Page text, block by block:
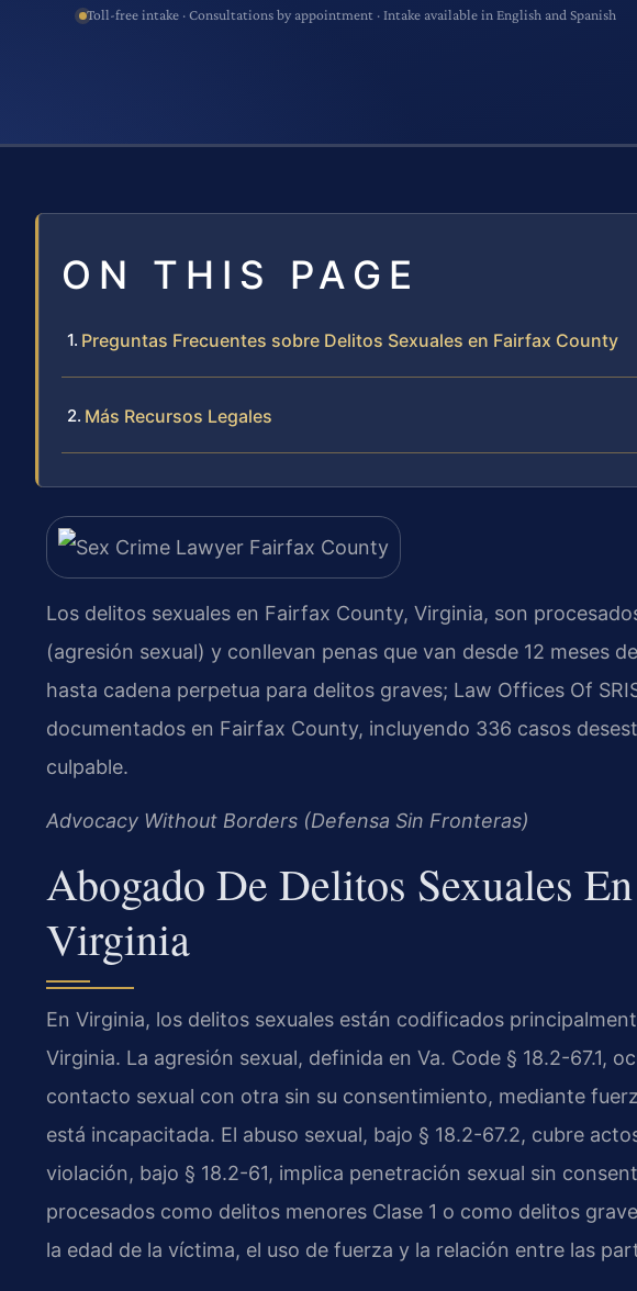
Toll-free intake · Consultations by appointment · Intake available in English and Spanish
ON THIS PAGE
Preguntas Frecuentes sobre Delitos Sexuales en Fairfax County
Más Recursos Legales
Los delitos sexuales en Fairfax County, Virginia, son
(agresión sexual) y conllevan penas que van desde 12 meses
hasta cadena perpetua para delitos graves; Law Offices Of
documentados en Fairfax County, incluyendo 336 casos
culpable.
Advocacy Without Borders (Defensa Sin Fronteras)
Abogado De Delitos Sexuales
Virginia
En Virginia, los delitos sexuales están codificados
Virginia. La agresión sexual, definida en Va. Code § 18.2-67.1,
contacto sexual con otra sin su consentimiento, mediante
está incapacitada. El abuso sexual, bajo § 18.2-67.2, cubre
violación, bajo § 18.2-61, implica penetración sexual sin
procesados como delitos menores Clase 1 o como delitos
la edad de la víctima, el uso de fuerza y la relación entre las